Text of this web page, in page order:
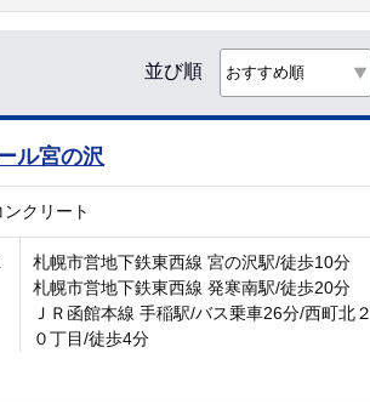
並び順
ル宮の沢
クリート
札幌市営地下鉄東西線 宮の沢駅/徒歩10分
札幌市営地下鉄東西線 発寒南駅/徒歩20分
ＪＲ函館本線 手稲駅/バス乗車26分/西町北２
０丁目/徒歩4分